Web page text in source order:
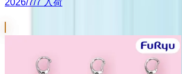
2026/7/7 入荷